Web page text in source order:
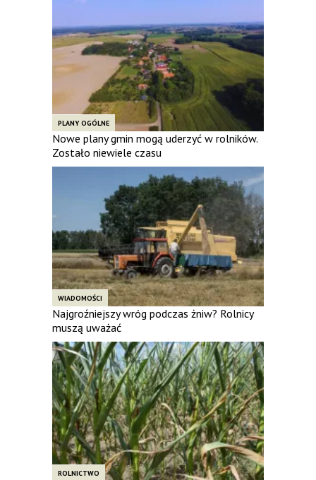
PLANY OGÓLNE
Nowe plany gmin mogą uderzyć w rolników.
Zostało niewiele czasu
WIADOMOŚCI
Najgroźniejszy wróg podczas żniw? Rolnicy
muszą uważać
ROLNICTWO